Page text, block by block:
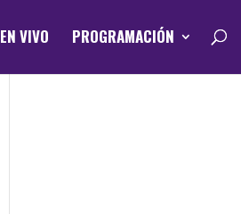
EN VIVO PROGRAMACIÓN